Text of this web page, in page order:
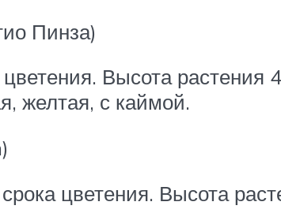
Пинза)
цветения. Высота
желтая, с каймой.
цветения. Высота